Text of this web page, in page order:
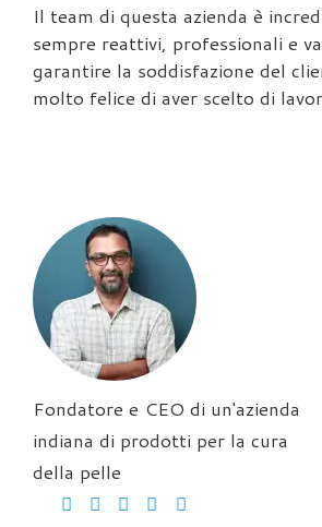
Il team di questa azienda è
sempre reattivi, professionali e
garantire la soddisfazione del
molto felice di aver scelto di
Fondatore e CEO di un'azienda
indiana di prodotti per la cura
della pelle